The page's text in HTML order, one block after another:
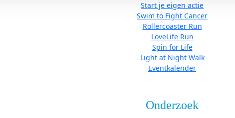
Start je eigen actie
Swim to Fight Cancer
Rollercoaster Run
LoveLife Run
Spin for Life
Light at Night Walk
Eventkalender
Onderzoek